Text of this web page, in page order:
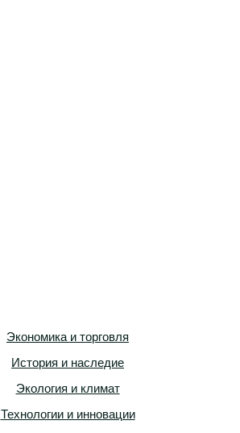
Экономика и торговля
История и наследие
Экология и климат
Технологии и инновации